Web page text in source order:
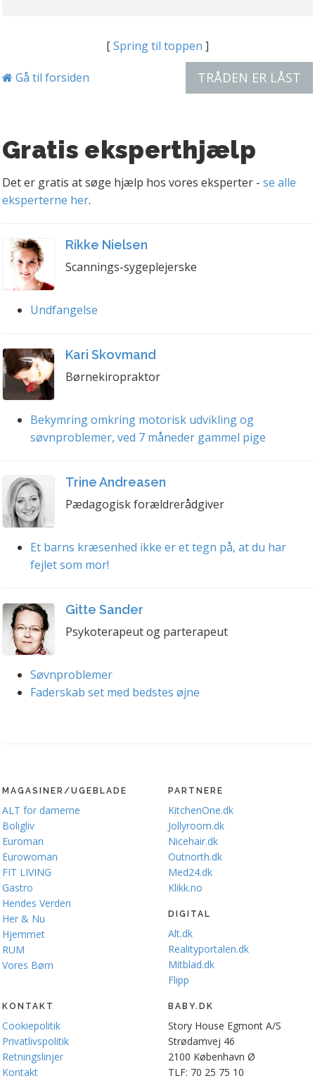
[Spring til toppen ]
Gå til forsiden TRÅDEN ER LÅST
Gratis eksperthjælp
Det er gratis at søge hjælp hos vores eksperter - se alle
eksperterne her.
Rikke Nielsen
Scannings-sygeplejerske
Undfangelse
Kari Skovmand
Børnekiropraktor
Bekymring omkring motorisk udvikling og
søvnproblemer, ved 7 måneder gammel pige
Trine Andreasen
Pædagogisk forældrerådgiver
Et barns kræsenhed ikke er et tegn på, at du har
fejlet som mor!
Gitte Sander
Psykoterapeut og parterapeut
Søvnproblemer
Faderskab set med bedstes øjne
MAGASINER/UGEBLADE
ALT for damerne
Boligliv
Euroman
Eurowoman
FIT LIVING
Gastro
Hendes Verden
Her & Nu
Hjemmet
RUM
Vores Børn
PARTNERE
KitchenOne.dk
Jollyroom.dk
Nicehair.dk
Outnorth.dk
Med24.dk
Klikk.no
DIGITAL
Alt.dk
Realityportalen.dk
Mitblad.dk
Flipp
KONTAKT
Cookiepolitik
Privatlivspolitik
Retningslinjer
Kontakt
BABY.DK
Story House Egmont A/S
Strødamvej 46
2100 København Ø
TLF: 70 25 75 10